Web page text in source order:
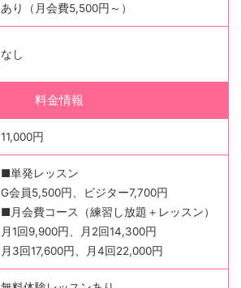
あり（月会費5,500円～）
なし
料金情報
11,000円
■単発レッスン
G会員5,500円、ビジター7,700円
■月会費コース（練習し放題＋レッスン）
月1回9,900円、月2回14,300円
月3回17,600円、月4回22,000円